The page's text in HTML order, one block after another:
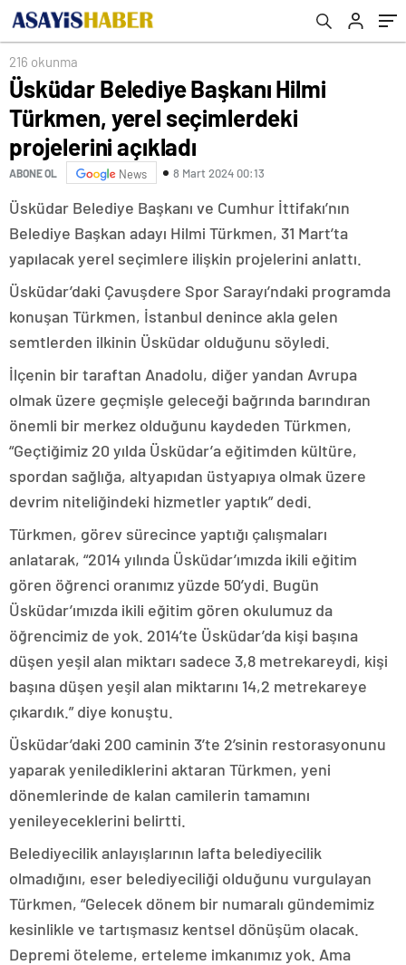
216 okunma
Üsküdar Belediye Başkanı Hilmi
Türkmen, yerel seçimlerdeki
projelerini açıkladı
ABONE OL News 8 Mart 2024 00:13
Üsküdar Belediye Başkanı ve Cumhur İttifakı’nın
Belediye Başkan adayı Hilmi Türkmen, 31 Mart’ta
yapılacak yerel seçimlere ilişkin projelerini anlattı.
Üsküdar’daki Çavuşdere Spor Sarayı’ndaki programda
konuşan Türkmen, İstanbul denince akla gelen
semtlerden ilkinin Üsküdar olduğunu söyledi.
İlçenin bir taraftan Anadolu, diğer yandan Avrupa
olmak üzere geçmişle geleceği bağrında barındıran
önemli bir merkez olduğunu kaydeden Türkmen,
“Geçtiğimiz 20 yılda Üsküdar’a eğitimden kültüre,
spordan sağlığa, altyapıdan üstyapıya olmak üzere
devrim niteliğindeki hizmetler yaptık” dedi.
Türkmen, görev sürecince yaptığı çalışmaları
anlatarak, “2014 yılında Üsküdar’ımızda ikili eğitim
gören öğrenci oranımız yüzde 50’ydi. Bugün
Üsküdar’ımızda ikili eğitim gören okulumuz da
öğrencimiz de yok. 2014’te Üsküdar’da kişi başına
düşen yeşil alan miktarı sadece 3,8 metrekareydi, kişi
başına düşen yeşil alan miktarını 14,2 metrekareye
çıkardık.” diye konuştu.
Üsküdar’daki 200 caminin 3’te 2’sinin restorasyonunu
yaparak yenilediklerini aktaran Türkmen, yeni
dönemlerinde de kalan camilerin tamamını
yenileyeceklerini belirtti.
Belediyecilik anlayışlarının lafta belediyecilik
olmadığını, eser belediyeciliği olduğunu vurgulayan
Türkmen, “Gelecek dönem bir numaralı gündemimiz
kesinlikle ve tartışmasız kentsel dönüşüm olacak.
Depremi öteleme, erteleme imkanımız yok. Ama